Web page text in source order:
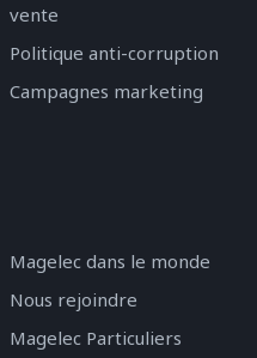
vente
Politique anti-corruption
Campagnes marketing
Magelec dans le monde
Nous rejoindre
Magelec Particuliers